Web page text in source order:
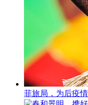
菲旅局，为后疫